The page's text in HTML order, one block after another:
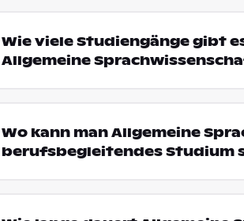
Wie viele Studiengänge gibt
Allgemeine
Wo kann man Allgemeine
berufsbegleitendes Studium